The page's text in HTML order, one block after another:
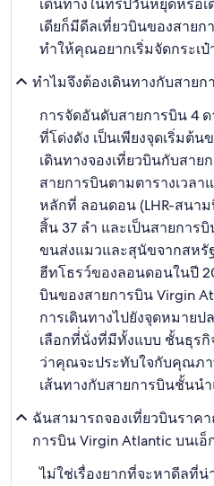
เดินทางในทริปวันหยุดหรือ
เดียก็มีดีลเที่ยวบินของสาย
ทำให้คุณอยากเริ่มจัดกระเป๋
ทำไมจึงต้องเดินทางกับสาย
การจัดอันดับสายการบิน 4
ที่โด่งดัง เป็นเพียงจุดเริ่มต้
เดินทางจองเที่ยวบินกับสาย
สายการบินตามตารางเวล
หลักที่ ลอนดอน (LHR-สนา
สิ้น 37 ลำ และเป็นสายการ
ขนส่งแมวและสุนัขจากสหรั
ฮีทโธรว์ของลอนดอนในปี
บินของสายการบิน Virgin
การเดินทางไปยังจุดหมาย
เลือกที่่นั่งที่มีทั้งแบบ ชั้นธุรกิ
ว่าคุณจะประทับใจกับคุณภ
เส้นทางกับสายการบินชั้นน
ฉันสามารถจองเที่ยวบินราค
การบิน Virgin Atlantic บนเอ็
ไม่ใช่เรื่องยากที่จะหาดีลที่